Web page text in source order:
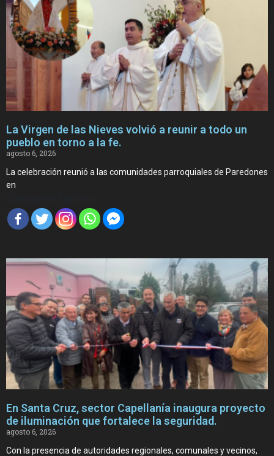
La Virgen de las Nieves volvió a reunir a todo un
pueblo en torno a la fe.
agosto 6, 2026
La celebración reunió a las comunidades parroquiales de Paredones
en
En Santa Cruz, sector Capellanía inaugura proyecto
de iluminación que fortalece la seguridad.
agosto 6, 2026
Con la presencia de autoridades regionales, comunales y vecinos,